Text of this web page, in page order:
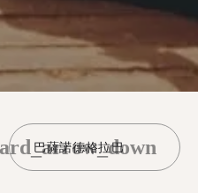
巴薩諾德格拉巴